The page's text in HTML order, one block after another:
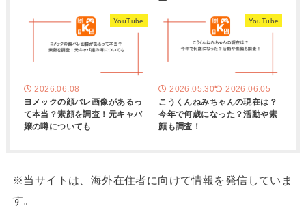
YouTube
2026.06.08
ヨメックの顔バレ画像があるっ
て本当？素顔を調査！元キャバ
嬢の噂についても
YouTube
2026.05.30 2026.06.05
こうくんねみちゃんの現在は？
今年で何歳になった？活動や素
顔も調査！
※当サイトは、海外在住者に向けて情報を発信していま
す。